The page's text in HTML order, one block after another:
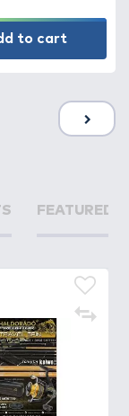
to cart
FEATURED